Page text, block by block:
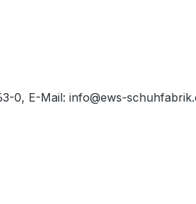
0, E-Mail: info@ews-